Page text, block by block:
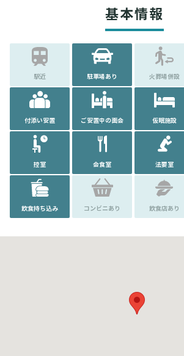
基本情報
駅近 駐車場あり 火葬場併設
付添い安置 ご安置中の面会 仮眠施設
控室 会食室 法要室
飲食持ち込み コンビニあり 飲食店あり